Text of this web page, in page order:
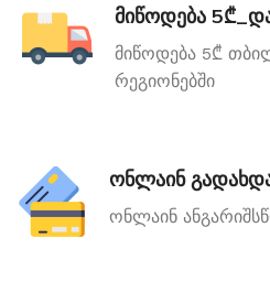
მიწოდება
მიწოდება 5₾
რეგიონებში
ონლაინ
ონლაინ